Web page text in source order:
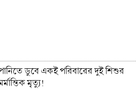
ডুবে একই পরিবারের দুই শিশুর
মৃত্যু!